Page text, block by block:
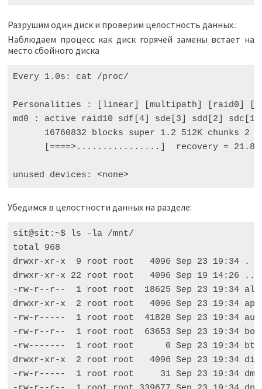
Разрушим один диск и проверим целостность данных.:
Наблюдаем процесс как диск горячей замены встает на
место сбойного диска
Every 1.0s : cat /proc/
Personalities : linear multipath raid0
md0
: active raid10 sdf 4] sde 3 sdd 2 sdc 1
16760832
blocks super 1.2 512K chunks 2
====>................ recovery = 21.8
unused devices : <none>
Убедимся в целостности данных на разделе:
sit@sit:~$ ls -la /mnt/
total 968
drwxr-xr-x  9 root root   4096 Sep 23 19:34 .
drwxr-xr-x 22 root root   4096 Sep 19 14:26 ..
-rw-r--r--  1 root root  18625 Sep 23 19:34
drwxr-xr-x  2 root root   4096 Sep 23 19:34 apt
-rw-r-----  1 root root  41820 Sep 23 19:34
-rw-r--r--  1 root root  63653 Sep 23 19:34
-rw-------  1 root root      0 Sep 23 19:34
drwxr-xr-x  2 root root   4096 Sep 23 19:34
-rw-r-----  1 root root     31 Sep 23 19:34